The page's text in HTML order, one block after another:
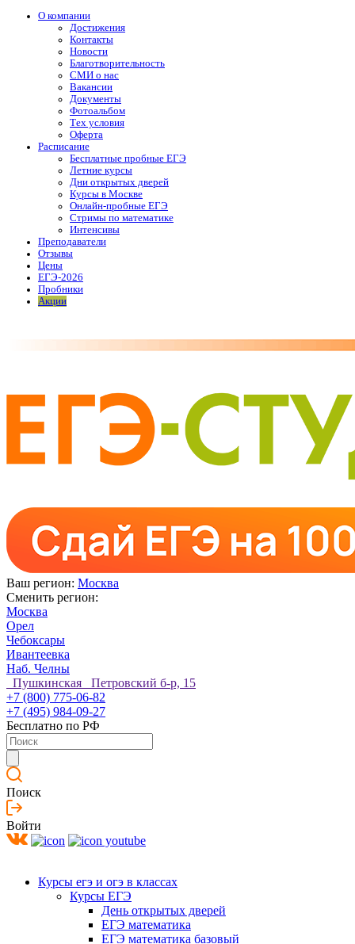
О компании
Достижения
Контакты
Новости
Благотворительность
СМИ о нас
Вакансии
Документы
Фотоальбом
Тех условия
Оферта
Расписание
Бесплатные пробные ЕГЭ
Летние курсы
Дни открытых дверей
Курсы в Москве
Онлайн-пробные ЕГЭ
Стримы по математике
Интенсивы
Преподаватели
Отзывы
Цены
ЕГЭ-2026
Пробники
Акции
Ваш регион: Москва
Сменить регион:
Москва
Орел
Чебоксары
Ивантеевка
Наб. Челны
Пушкинская Петровский б-р, 15
+7 (800) 775-06-82
+7 (495) 984-09-27
Бесплатно по РФ
Поиск
Войти
Курсы егэ и огэ в классах
Курсы ЕГЭ
День открытых дверей
ЕГЭ математика
ЕГЭ математика базовый